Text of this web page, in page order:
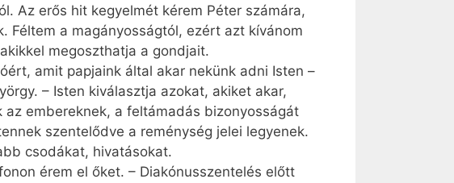
Az erős hit kegyelmét kérem Péter számára,
Féltem a magányosságtól, ezért azt kívánom
megoszthatja a gondjait.
amit papjaink által akar nekünk adni Isten –
– Isten kiválasztja azokat, akiket akar,
embereknek, a feltámadás bizonyosságát
szentelődve a reménység jelei legyenek.
csodákat, hivatásokat.
érem el őket. – Diakónusszentelés előtt